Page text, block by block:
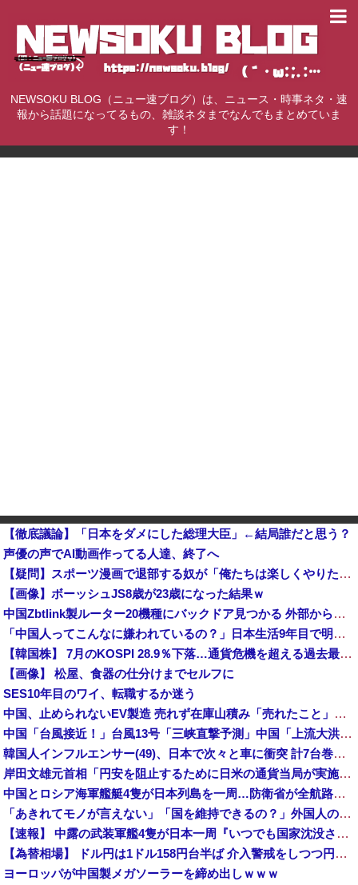
NEWSOKU BLOG（ニュー速ブログ）は、ニュース・時事ネタ・速
報から話題になってるもの、雑談ネタまでなんでもまとめていま
す！
【徹底議論】「日本をダメにした総理大臣」←結局誰だと思う？
声優の声でAI動画作ってる人達、終了へ
【疑問】スポーツ漫画で退部する奴が「俺たちは楽しくやりたかったんだよ」って言い出す理由ｗｗｗｗｗ他
【画像】ボーッシュJS8歳が23歳になった結果ｗ
中国Zbtlink製ルーター20機種にバックドア見つかる 外部から完全制御のおそれ
「中国人ってこんなに嫌われているの？」日本生活9年目で明かす本心！
【韓国株】 7月のKOSPI 28.9％下落…通貨危機を超える過去最大の下げ幅
【画像】 松屋、食器の仕分けまでセルフに
SES10年目のワイ、転職するか迷う
中国、止められないEV製造 売れず在庫山積み「売れたこと」にして補助金を騙し取る事案を思いつきが横行
中国「台風接近！」台風13号「三峡直撃予測」中国「上流大洪水！（三峡上流」中国都市「8/5の映像（動画」三峡ダム「緊急放流（決壊危機」中国「下流大水害（震え声」→
韓国人インフルエンサー(49)、日本で次々と車に衝突 計7台巻き込み 八王子
岸田文雄元首相「円安を阻止するために日米の通貨当局が実施した為替介入は一時しのぎに過ぎない」
中国とロシア海軍艦艇4隻が日本列島を一周…防衛省が全航路を公開！
「あきれてモノが言えない」「国を維持できるの？」外国人の永住許可要件の厳格化で在日中国人の本音は？
【速報】 中露の武装軍艦4隻が日本一周『いつでも国家沈没させられるぞ』
【為替相場】 ドル円は1ドル158円台半ば 介入警戒をしつつ円売りが続行
ヨーロッパが中国製メガソーラーを締め出しｗｗｗ